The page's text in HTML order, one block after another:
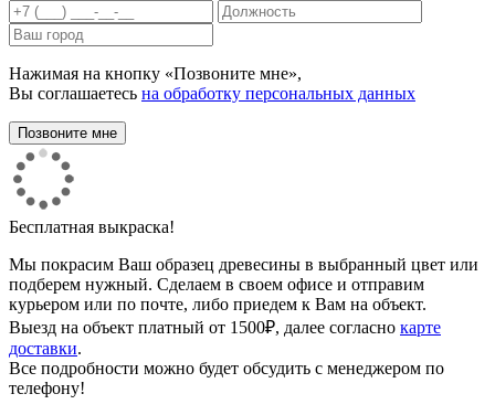
Нажимая на кнопку «Позвоните мне»,
Вы соглашаетесь на обработку персональных данных
Бесплатная выкраска!
Мы покрасим Ваш образец древесины в выбранный цвет или
подберем нужный. Сделаем в своем офисе и отправим
курьером или по почте, либо приедем к Вам на объект.
Выезд на объект платный от 1500₽, далее согласно карте
доставки.
Все подробности можно будет обсудить с менеджером по
телефону!